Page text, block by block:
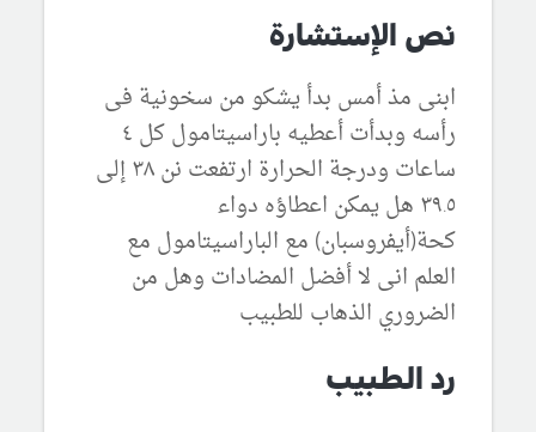
نص الإستشارة
ابنى مذ أمس بدأ يشكو من سخونية فى
رأسه وبدأت أعطيه باراسيتامول كل ٤
ساعات ودرجة الحرارة ارتفعت نن ٣٨ إلى
٣٩.٥ هل يمكن اعطاؤه دواء
كحة(أيفروسبان) مع الباراسيتامول مع
العلم انى لا أفضل المضادات وهل من
الضروري الذهاب للطبيب
رد الطبيب